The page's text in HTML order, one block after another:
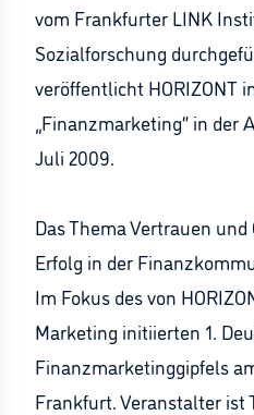
vom Frankfurter LINK
Sozialforschung
veröffentlicht HORIZONT
„Finanzmarketing“ in der
Juli 2009.
Das Thema Vertrauen
Erfolg in der
Im Fokus des von
Marketing initiierten 1.
Finanzmarketinggipfels
Frankfurt. Veranstalter ist